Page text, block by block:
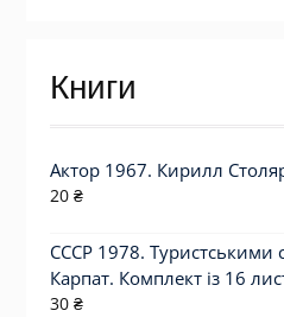
Книги
Актор 1967. Кирилл
20 ₴
СССР 1978. Туристськими
Карпат. Комплект із 16
30 ₴